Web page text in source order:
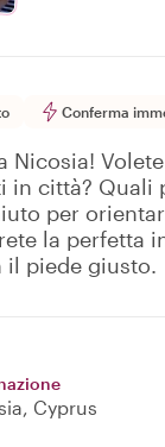
Conferma
Nicosia!
in città? Quali
per
la perfetta
il piede giusto.
, Cyprus